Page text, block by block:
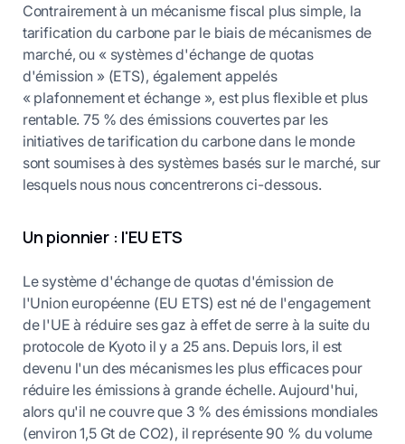
Contrairement à un mécanisme fiscal plus simple, la
tarification du carbone par le biais de mécanismes de
marché, ou « systèmes d'échange de quotas
d'émission » (ETS), également appelés
« plafonnement et échange », est plus flexible et plus
rentable. 75 % des émissions couvertes par les
initiatives de tarification du carbone dans le monde
sont soumises à des systèmes basés sur le marché, sur
lesquels nous nous concentrerons ci-dessous.
Un pionnier : l'EU ETS
Le système d'échange de quotas d'émission de
l'Union européenne (EU ETS) est né de l'engagement
de l'UE à réduire ses gaz à effet de serre à la suite du
protocole de Kyoto il y a 25 ans. Depuis lors, il est
devenu l'un des mécanismes les plus efficaces pour
réduire les émissions à grande échelle. Aujourd'hui,
alors qu'il ne couvre que 3 % des émissions mondiales
(environ 1,5 Gt de CO2), il représente 90 % du volume